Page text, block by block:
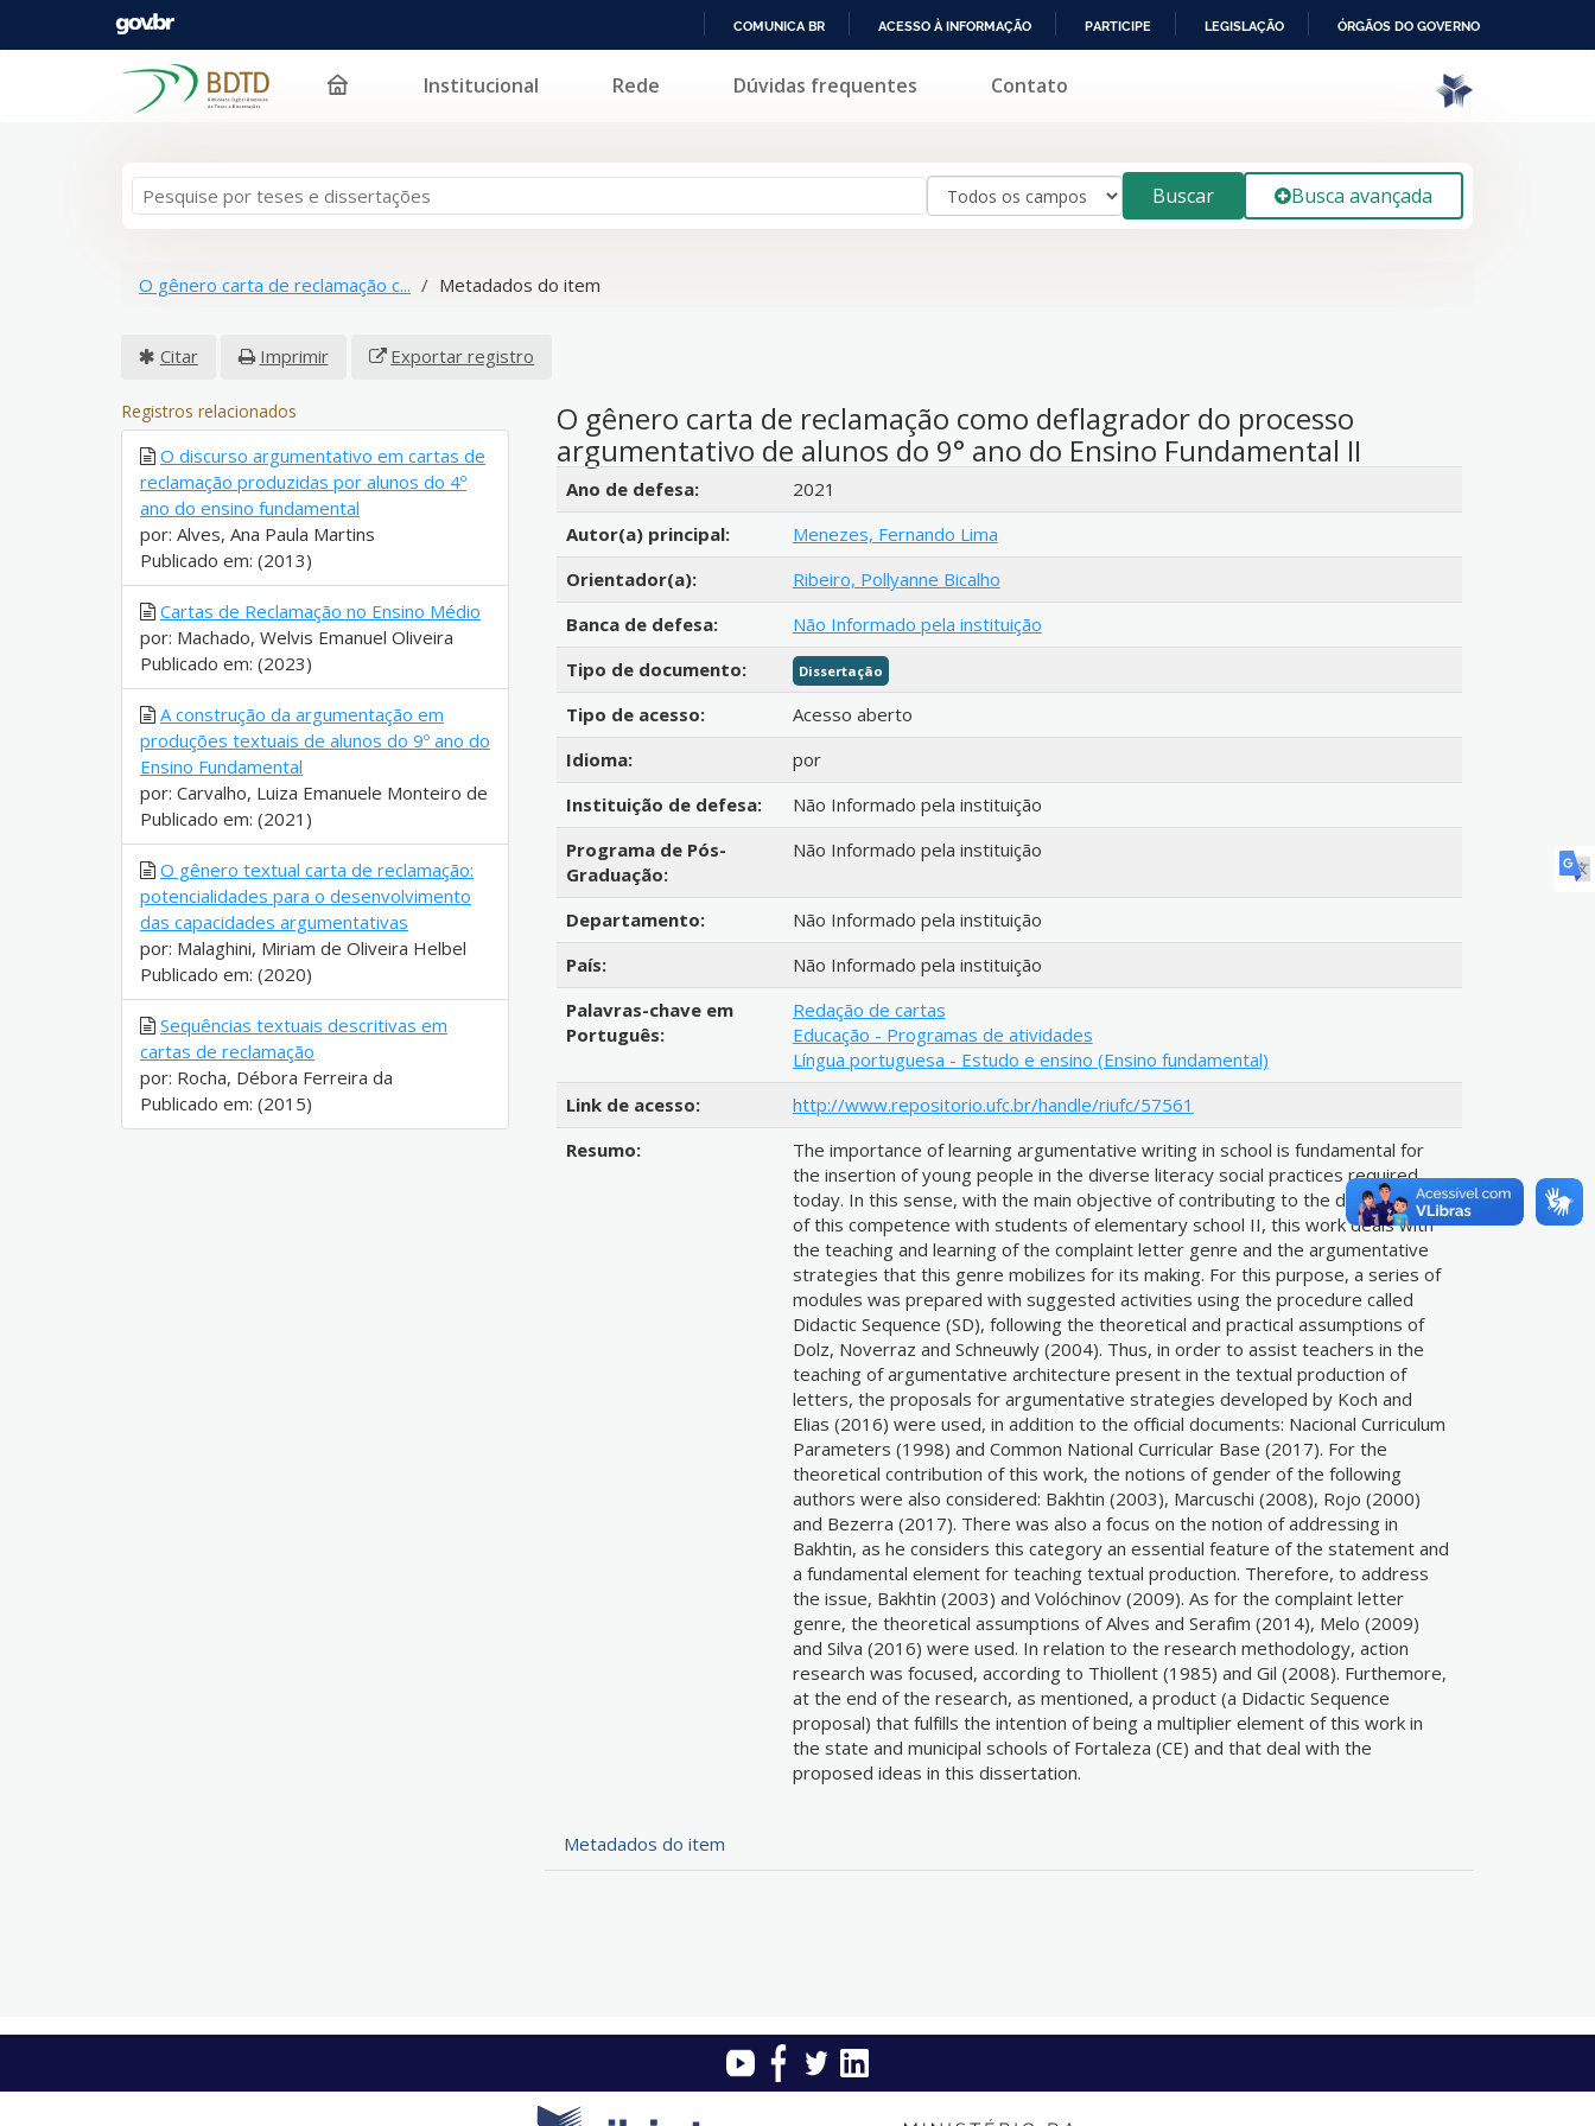
PARA
COMUNICA BR ACESSO À INFORMAÇÃO PARTICIPE LEGISLAÇÃO ÓRGÃOS DO GOVERNO
Pular para o conteúdo Institucional Rede Dúvidas frequentes Contato
Buscar Busca avançada
O gênero carta de reclamação c... Metadados do item
Citar Imprimir Exportar registro
O gênero carta de reclamação como deflagrador do processo
argumentativo de alunos do 9° ano do Ensino Fundamental II
Detalhes bibliográficos
Ano de defesa:
2021
Autor(a) principal:
Menezes, Fernando Lima
Orientador(a):
Ribeiro, Pollyanne Bicalho
Banca de defesa:
Não Informado pela instituição
Tipo de documento:
Dissertação
Tipo de acesso:
Acesso aberto
Idioma:
por
Instituição de defesa:
Não Informado pela instituição
Programa de Pós-
Graduação:
Não Informado pela instituição
Departamento:
Não Informado pela instituição
País:
Não Informado pela instituição
Palavras-chave em
Português:
Redação de cartas
Educação - Programas de atividades
Língua portuguesa - Estudo e ensino (Ensino fundamental)
Link de acesso:
http://www.repositorio.ufc.br/handle/riufc/57561
Resumo:
The importance of learning argumentative writing in school is fundamental for
the insertion of young people in the diverse literacy social practices required
today. In this sense, with the main objective of contributing to the development
of this competence with students of elementary school II, this work deals with
the teaching and learning of the complaint letter genre and the argumentative
strategies that this genre mobilizes for its making. For this purpose, a series of
modules was prepared with suggested activities using the procedure called
Didactic Sequence (SD), following the theoretical and practical assumptions of
Dolz, Noverraz and Schneuwly (2004). Thus, in order to assist teachers in the
teaching of argumentative architecture present in the textual production of
letters, the proposals for argumentative strategies developed by Koch and
Elias (2016) were used, in addition to the official documents: Nacional Curriculum
Parameters (1998) and Common National Curricular Base (2017). For the
theoretical contribution of this work, the notions of gender of the following
authors were also considered: Bakhtin (2003), Marcuschi (2008), Rojo (2000)
and Bezerra (2017). There was also a focus on the notion of addressing in
Bakhtin, as he considers this category an essential feature of the statement and
a fundamental element for teaching textual production. Therefore, to address
the issue, Bakhtin (2003) and Volóchinov (2009). As for the complaint letter
genre, the theoretical assumptions of Alves and Serafim (2014), Melo (2009)
and Silva (2016) were used. In relation to the research methodology, action
research was focused, according to Thiollent (1985) and Gil (2008). Furthemore,
at the end of the research, as mentioned, a product (a Didactic Sequence
proposal) that fulfills the intention of being a multiplier element of this work in
the state and municipal schools of Fortaleza (CE) and that deal with the
proposed ideas in this dissertation.
Metadados do item
Registros relacionados
O discurso argumentativo em cartas de
reclamação produzidas por alunos do 4º
ano do ensino fundamental
por: Alves, Ana Paula Martins
Publicado em: (2013)
Cartas de Reclamação no Ensino Médio
por: Machado, Welvis Emanuel Oliveira
Publicado em: (2023)
A construção da argumentação em
produções textuais de alunos do 9º ano do
Ensino Fundamental
por: Carvalho, Luiza Emanuele Monteiro de
Publicado em: (2021)
O gênero textual carta de reclamação:
potencialidades para o desenvolvimento
das capacidades argumentativas
por: Malaghini, Miriam de Oliveira Helbel
Publicado em: (2020)
Sequências textuais descritivas em
cartas de reclamação
por: Rocha, Débora Ferreira da
Publicado em: (2015)